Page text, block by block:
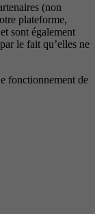
(non
plateforme,
sont également
le fait qu’elles ne
fonctionnement de